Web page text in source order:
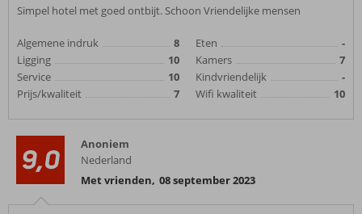
Simpel hotel met goed ontbijt. Schoon Vriendelijke mensen
Algemene indruk
8
Ligging
10
Service
10
Prijs/kwaliteit
7
Eten
-
Kamers
7
Kindvriendelijk
-
Wifi kwaliteit
10
9,0
Anoniem
Nederland
Met vrienden, 08 september 2023